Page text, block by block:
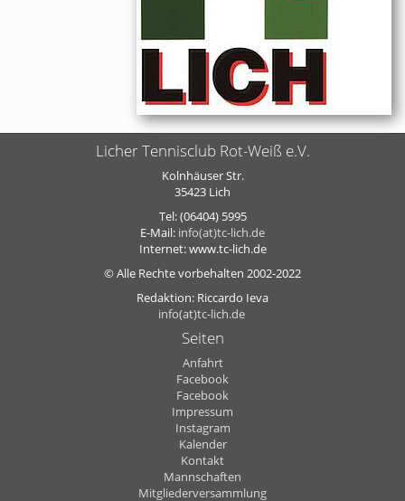
Licher Tennisclub Rot-Weiß e.V.
Kolnhäuser Str.
35423 Lich
Tel: (06404) 5995
E-Mail: info(at)tc-lich.de
Internet: www.tc-lich.de
© Alle Rechte vorbehalten 2002-2022
Redaktion: Riccardo Ieva
info(at)tc-lich.de
Seiten
Anfahrt
Facebook
Facebook
Impressum
Instagram
Kalender
Kontakt
Mannschaften
Mitgliederversammlung